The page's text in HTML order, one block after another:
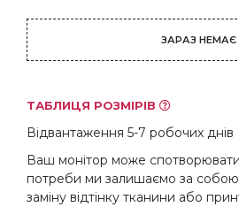
ЗАРАЗ НЕМАЄ
ТАБЛИЦЯ РОЗМІРІВ
Відвантаження 5-7 робочих днів
Ваш монітор може спотворювати
потреби ми залишаємо за
заміну відтінку тканини або